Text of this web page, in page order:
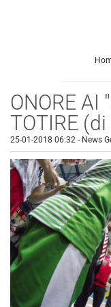
ONORE AI
TOTIRE
25-01-2018 06:32 - News